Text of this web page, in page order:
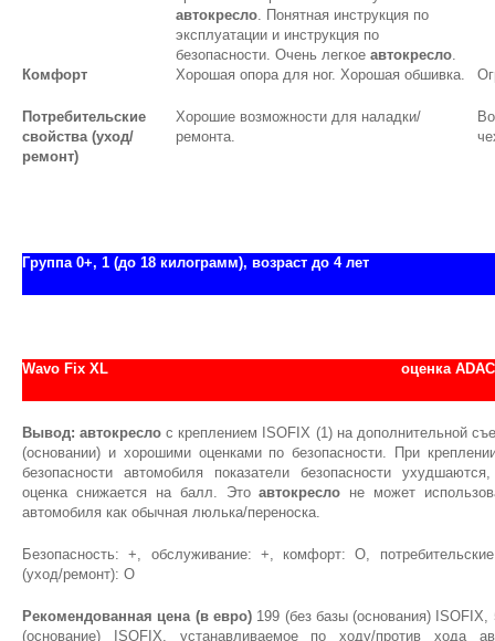
автокресло. Понятная инструкция по
эксплуатации и инструкция по
безопасности. Очень легкое автокресло.
Комфорт
Хорошая опора для ног. Хорошая обшивка.
Потребительские
свойства (уход/
ремонт)
Хорошие возможности для наладки/
ремонта.
Группа 0+, 1 (до 18 килограмм), возраст до 4 лет
Wavo Fix XL оценка
Вывод: автокреслос креплением ISOFIX (1) на дополнительной
(основании) и хорошими оценками по безопасности. При
безопасности автомобиля показатели безопасности
оценка снижается на балл. Этоавтокресло не может
автомобиля как обычная люлька/переноска.
Безопасность: +, обслуживание: +, комфорт: О,
(уход/ремонт): О
Рекомендованная цена (в евро)199 (без базы (основания) ISOFIX,
(основание) ISOFIX, устанавливаемое по ходу/против хода